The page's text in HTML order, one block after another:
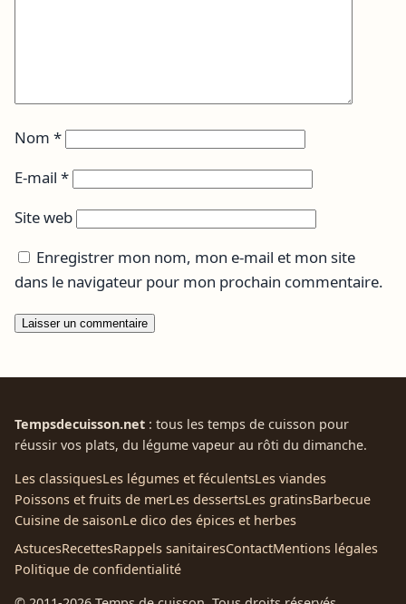
Nom *
E-mail *
Site web
Enregistrer mon nom, mon e-mail et mon site
dans le navigateur pour mon prochain commentaire.
Tempsdecuisson.net : tous les temps de cuisson pour
réussir vos plats, du légume vapeur au rôti du dimanche.
Les classiquesLes légumes et féculentsLes viandes
Poissons et fruits de merLes dessertsLes gratinsBarbecue
Cuisine de saisonLe dico des épices et herbes
AstucesRecettesRappels sanitairesContactMentions légales
Politique de confidentialité